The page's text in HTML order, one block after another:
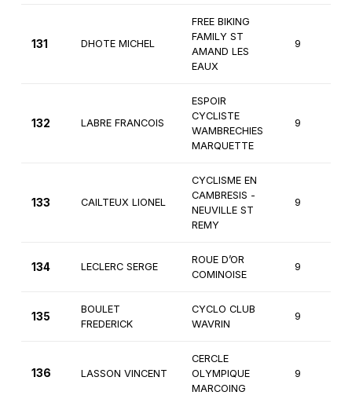
131 DHOTE MICHEL
FREE BIKING
FAMILY ST
AMAND LES
EAUX
9
132 LABRE FRANCOIS
ESPOIR
CYCLISTE
WAMBRECHIES
MARQUETTE
9
133 CAILTEUX LIONEL
CYCLISME EN
CAMBRESIS -
NEUVILLE ST
REMY
9
134 LECLERC SERGE
ROUE D’OR
COMINOISE
9
135
BOULET
FREDERICK
CYCLO CLUB
WAVRIN
9
136 LASSON VINCENT
CERCLE
OLYMPIQUE
MARCOING
9